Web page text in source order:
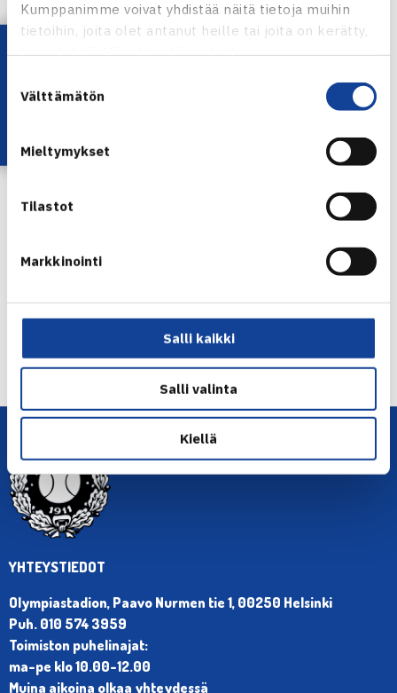
Kumppanimme voivat yhdistää näitä tietoja muihin
tietoihin, joita olet antanut heille tai joita on kerätty,
kun olet käyttänyt heidän palvelujaan.
valinta
Välttämätön
Mieltymykset
Tilastot
Markkinointi
Salli kaikki
Salli valinta
Kiellä
Henri Kontisen verkkosivut
Seuraava uutinen: Juniorikvartetti Prerovin ITF-
kisassa… →
Lataa OmaTennis!
YHTEYSTIEDOT
Olympiastadion, Paavo Nurmen tie 1, 00250 Helsinki
Puh. 010 574 3959
Toimiston puhelinajat:
ma-pe klo 10.00-12.00
Muina aikoina olkaa yhteydessä